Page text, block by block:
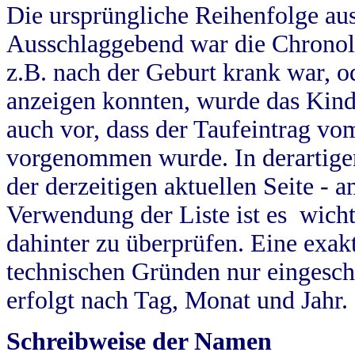
Die ursprüngliche Reihenfolge
Ausschlaggebend war die
z.B. nach der Geburt krank war,
anzeigen konnten, wurde das
auch vor, dass der Taufeintrag
vorgenommen wurde. In
der derzeitigen aktuellen Seite -
Verwendung der Liste ist es
dahinter zu überprüfen. Eine
technischen Gründen nur
erfolgt nach Tag, Monat und Jahr.
Schreibweise der Namen